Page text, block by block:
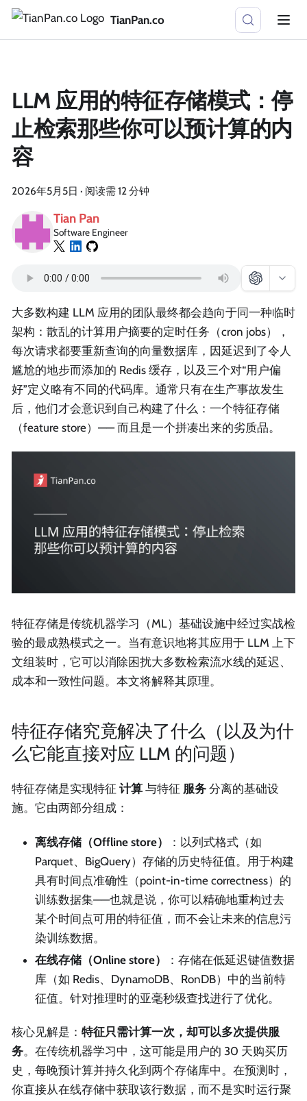
TianPan.co
LLM 应用的特征存储模式：停
止检索那些你可以预计算的内
容
2026年5月5日 · 阅读需 12 分钟
Tian Pan
Software Engineer
大多数构建 LLM 应用的团队最终都会趋向于同一种临时
架构：散乱的计算用户摘要的定时任务（cron jobs），
每次请求都要重新查询的向量数据库，因延迟到了令人
尴尬的地步而添加的 Redis 缓存，以及三个对“用户偏
好”定义略有不同的代码库。通常只有在生产事故发生
后，他们才会意识到自己构建了什么：一个特征存储
（feature store）—— 而且是一个拼凑出来的劣质品。
特征存储是传统机器学习（ML）基础设施中经过实战检
验的最成熟模式之一。当有意识地将其应用于 LLM 上下
文组装时，它可以消除困扰大多数检索流水线的延迟、
成本和一致性问题。本文将解释其原理。
特征存储究竟解决了什么（以及为什
么它能直接对应 LLM 的问题）
特征存储是实现特征 计算 与特征 服务 分离的基础设
施。它由两部分组成：
离线存储（Offline store）
：以列式格式（如
Parquet、BigQuery）存储的历史特征值。用于构建
具有时间点准确性（point-in-time correctness）的
训练数据集——也就是说，你可以精确地重构过去
某个时间点可用的特征值，而不会让未来的信息污
染训练数据。
在线存储（Online store）
：存储在低延迟键值数据
库（如 Redis、DynamoDB、RonDB）中的当前特
征值。针对推理时的亚毫秒级查找进行了优化。
核心见解是： 特征只需计算一次，却可以多次提供服
务。在传统机器学习中，这可能是用户的 30 天购买历
史，每晚预计算并持久化到两个存储库中。在预测时，
你直接从在线存储中获取该行数据，而不是实时运行聚